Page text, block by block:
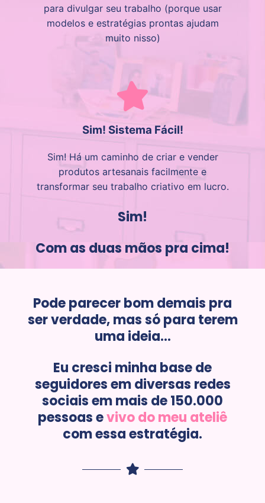
para divulgar seu trabalho (porque usar
modelos e estratégias prontas ajudam
muito nisso)
Sim! Sistema Fácil!
Sim! Há um caminho de criar e vender
produtos artesanais facilmente e
transformar seu trabalho criativo em lucro.
Sim!
Com as duas mãos pra cima!
Pode parecer bom demais pra
ser verdade, mas só para terem
uma ideia...
Eu cresci minha base de
seguidores em diversas redes
sociais em mais de 150.000
pessoas evivo do meu ateliê
com essa estratégia.